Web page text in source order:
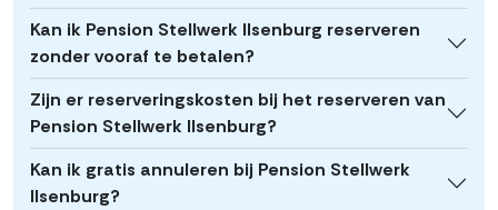
Kan ik Pension Stellwerk Ilsenburg reserveren
zonder vooraf te betalen?
Zijn er reserveringskosten bij het reserveren van
Pension Stellwerk Ilsenburg?
Kan ik gratis annuleren bij Pension Stellwerk
Ilsenburg?